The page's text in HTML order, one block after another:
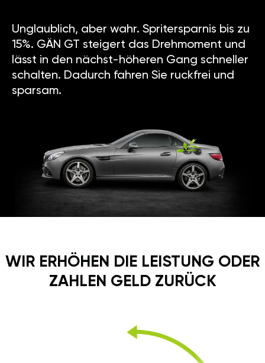
Unglaublich, aber wahr. Spritersparnis bis zu
15%. GÄN GT steigert das Drehmoment und
lässt in den nächst-höheren Gang schneller
schalten. Dadurch fahren Sie ruckfrei und
sparsam.
WIR ERHÖHEN DIE LEISTUNG ODER
ZAHLEN GELD ZURÜCK